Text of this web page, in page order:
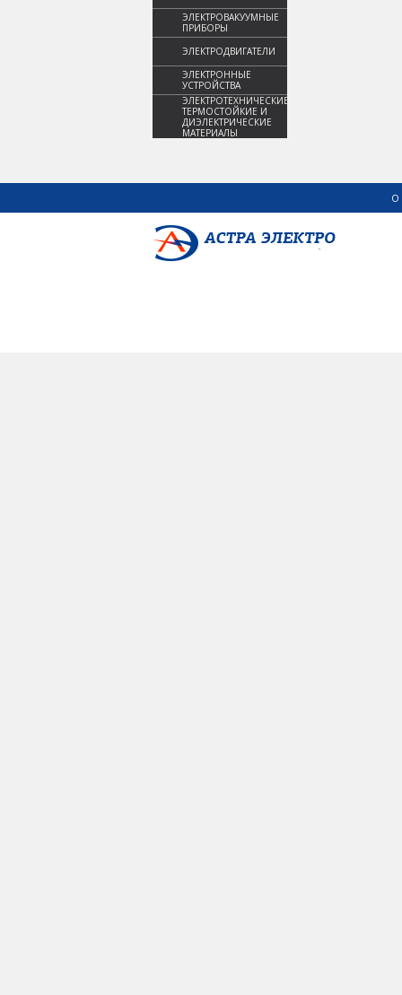
ЭЛЕКТРОВАКУУМНЫЕ
ПРИБОРЫ
ЭЛЕКТРОДВИГАТЕЛИ
ЭЛЕКТРОННЫЕ
УСТРОЙСТВА
ЭЛЕКТРОТЕХНИЧЕСКИЕ,
ТЕРМОСТОЙКИЕ И
ДИЭЛЕКТРИЧЕСКИЕ
МАТЕРИАЛЫ